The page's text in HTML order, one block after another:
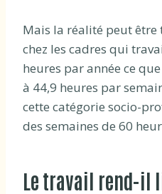
Mais la réalité peut
chez les cadres qui
heures par année ce
à 44,9 heures par
cette catégorie socio-
des semaines de 60
Le travail rend-il